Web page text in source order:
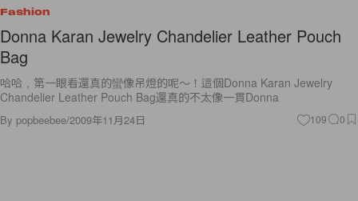
Fashion
Donna Karan Jewelry Chandelier Leather Pouch
Bag
哈哈，第一眼看還真的蠻像吊燈的呢～！這個Donna Karan Jewelry
Chandelier Leather Pouch Bag還真的不太像一貫Donna
By popbeebee/2009年11月24日 109 0